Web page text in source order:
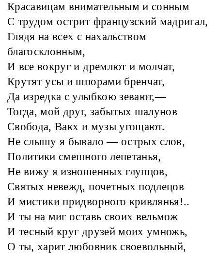
Красавицам внимательным и сонным
С трудом острит французский мадригал,
Глядя на всех с нахальством
благосклонным,
И все вокруг и дремлют и молчат,
Крутят усы и шпорами бренчат,
Да изредка с улыбкою зевают,—
Тогда, мой друг, забытых шалунов
Свобода, Вакх и музы угощают.
Не слышу я бывало — острых слов,
Политики смешного лепетанья,
Не вижу я изношенных глупцов,
Святых невежд, почетных подлецов
И мистики придворного кривлянья!..
И ты на миг оставь своих вельмож
И тесный круг друзей моих умножь,
О ты, харит любовник своевольный,